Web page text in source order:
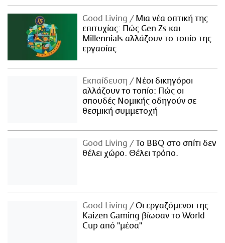
Good Living
Μια νέα οπτική της
επιτυχίας: Πώς Gen Zs και
Millennials αλλάζουν το τοπίο της
εργασίας
Εκπαίδευση
Νέοι δικηγόροι
αλλάζουν το τοπίο: Πώς οι
σπουδές Νομικής οδηγούν σε
θεσμική συμμετοχή
Good Living
Το BBQ στο σπίτι δεν
θέλει χώρο. Θέλει τρόπο.
Good Living
Οι εργαζόμενοι της
Kaizen Gaming βίωσαν το World
Cup από "μέσα"